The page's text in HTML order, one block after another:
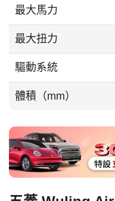
最大馬力
最大扭力
驅動系統
體積（mm）